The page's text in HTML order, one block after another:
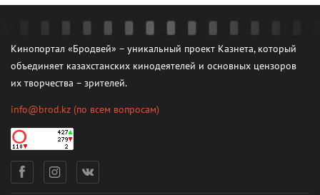
Кинопортал «Бродвей» – уникальный проект Казнета, который
объединяет казахстанских кинодеятелей и основных цензоров
их творчества – зрителей.
info@brod.kz (по всем вопросам)